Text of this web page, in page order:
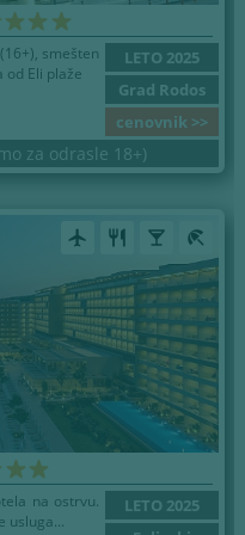
LETO 2025
Grad Rodos
cenovnik >>
smešten
od Eli plaže
za odrasle 18+)
airplanemode_active restaurant local_bar beach_access
LETO 2025
na ostrvu.
usluga...